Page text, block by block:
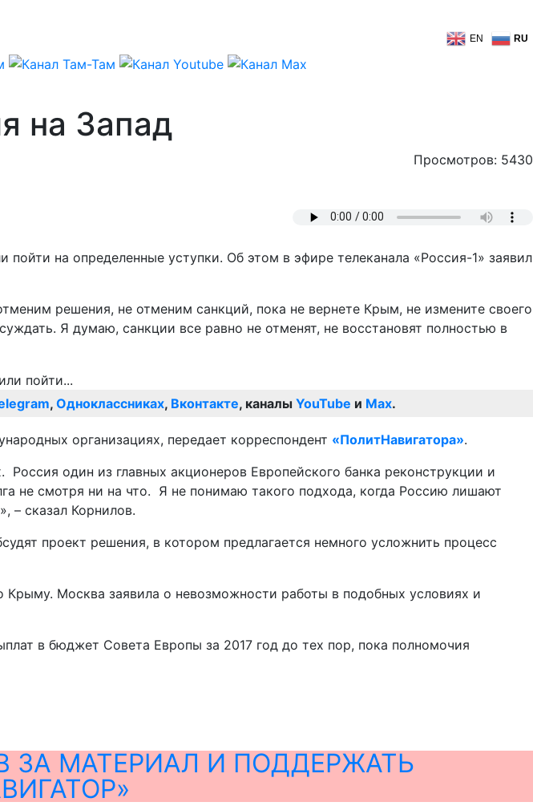
EN RU
на Запад
Просмотров: 5430
на определенные уступки. Об этом в эфире телеканала «Россия-1» заявил
решения, не отменим санкций, пока не вернете Крым, не измените своего
Я думаю, санкции все равно не отменят, не восстановят полностью в
, Одноклассниках, Вконтакте, каналы YouTube и Max.
организациях, передает корреспондент «ПолитНавигатора».
один из главных акционеров Европейского банка реконструкции и
не смотря ни на что. Я не понимаю такого подхода, когда Россию лишают
– сказал Корнилов.
проект решения, в котором предлагается немного усложнить процесс
Москва заявила о невозможности работы в подобных условиях и
в бюджет Совета Европы за 2017 год до тех пор, пока полномочия
ЗА МАТЕРИАЛ И ПОДДЕРЖАТЬ